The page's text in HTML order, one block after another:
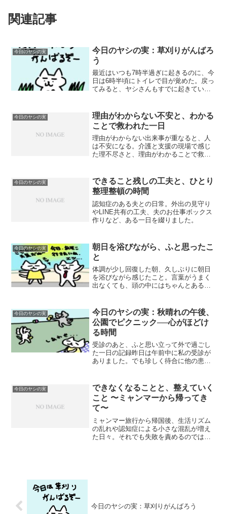
関連記事
今日のヤシの実
今日のヤシの実：草刈りがんばろ
う
最近はいつも7時半過ぎに起きるのに、今
日は6時半頃にトイレで目が覚めた。戻っ
てみると、ヤシさんもすでに起きてい
シさんは昨日の晩御飯の食器を洗ってく
れていた。助かるなあ。...
今日のヤシの実
理由がわからない不安と、わかる
ことで救われた一日
理由がわからない出来事が重なると、人
は不安になる。介護と支援の現場で感じ
た理不尽さと、理由がわかることで救わ
今日のヤシの実
できること残しの工夫と、ひとり
整理整頓の時間
認知症のある夫との日常。外出の見守り
やLINE共有の工夫、夫のお仕事ボックス
作りなど、ある一日を綴りました。
今日のヤシの実
朝日を浴びながら、ふと思ったこ
と
体調が少し回復した朝、久しぶりに朝日
を浴びながら感じたこと。言葉がうまく
出なくても、頭の中にはちゃんとある
今日のヤシの実
今日のヤシの実：秋晴れの午後、
公園でピクニック──心がほどけ
る時間
受診のあと、ふと思い立って外で過ごし
た一日の記録昨日は午前中に私の受診が
ありました。でも珍しく待合に他の患者
がよいし、ふと「お昼は外で食べた
い！」と思い立ちました。ヤ...
今日のヤシの実
できなくなることと、整えていく
こと 〜ミャンマーから帰ってき
て〜
ミャンマー旅行から帰国後、生活リズム
の乱れや認知症による小さな混乱が増え
た日々。それでも失敗を責めるのではな
今日のヤシの実：草刈りがんばろう